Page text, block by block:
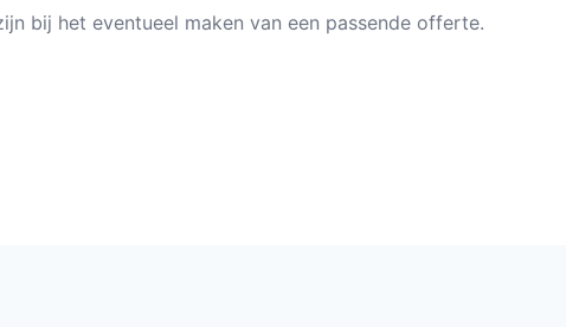
bij het eventueel maken van een passende offerte.